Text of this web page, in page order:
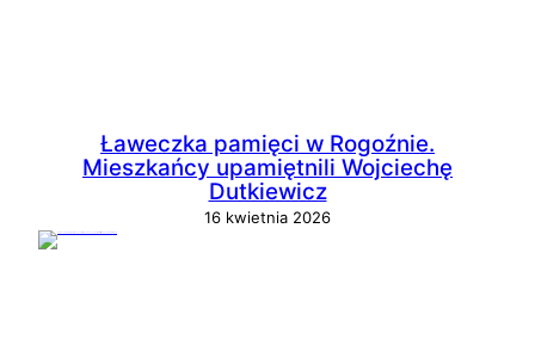
Ławeczka pamięci w Rogoźnie.
Mieszkańcy upamiętnili Wojciechę
Dutkiewicz
16 kwietnia 2026